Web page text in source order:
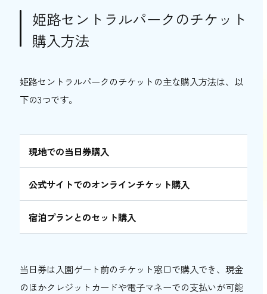
姫路セントラルパークのチケット
購入方法
姫路セントラルパークのチケットの主な購入方法は、以
下の3つです。
現地での当日券購入
公式サイトでのオンラインチケット購入
宿泊プランとのセット購入
当日券は入園ゲート前のチケット窓口で購入でき、現金
のほかクレジットカードや電子マネーでの支払いが可能